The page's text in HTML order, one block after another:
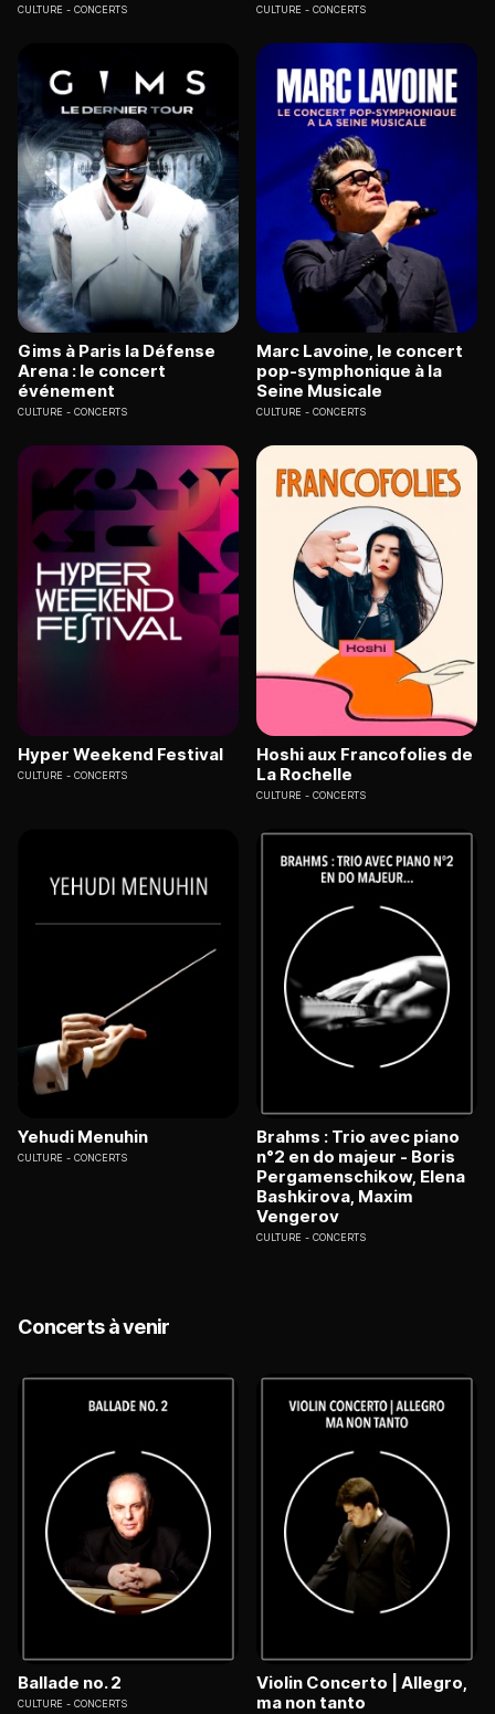
CULTURE CONCERTS CULTURE CONCERTS
Gims à Paris la Défense
Arena : le concert
événement
CULTURE CONCERTS
Marc Lavoine, le concert
pop-symphonique à la
Seine Musicale
CULTURE CONCERTS
Hyper Weekend Festival
CULTURE CONCERTS
Hoshi aux Francofolies de
La Rochelle
CULTURE CONCERTS
Yehudi Menuhin
CULTURE CONCERTS
Brahms : Trio avec piano
n°2 en do majeur - Boris
Pergamenschikow, Elena
Bashkirova, Maxim
Vengerov
CULTURE CONCERTS
Concerts à venir
Ballade no. 2
CULTURE CONCERTS
Violin Concerto | Allegro,
ma non tanto